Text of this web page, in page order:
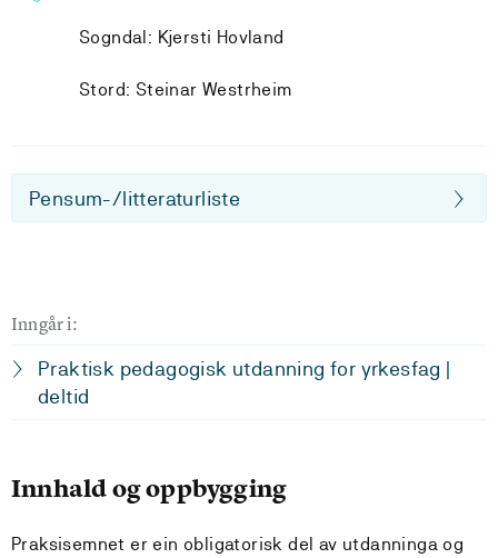
Sogndal: Kjersti Hovland
Stord: Steinar Westrheim
Pensum-/litteraturliste
Inngår i:
Praktisk pedagogisk utdanning for yrkesfag |
deltid
Innhald og oppbygging
Praksisemnet er ein obligatorisk del av utdanninga og